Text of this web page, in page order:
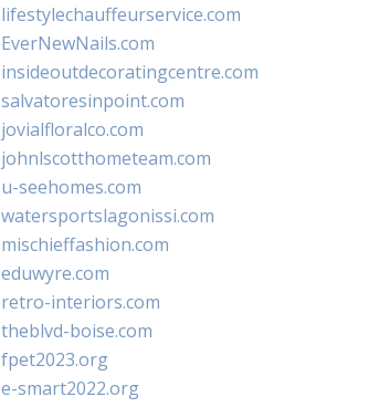
lifestylechauffeurservice.com
EverNewNails.com
insideoutdecoratingcentre.com
salvatoresinpoint.com
jovialfloralco.com
johnlscotthometeam.com
u-seehomes.com
watersportslagonissi.com
mischieffashion.com
eduwyre.com
retro-interiors.com
theblvd-boise.com
fpet2023.org
e-smart2022.org